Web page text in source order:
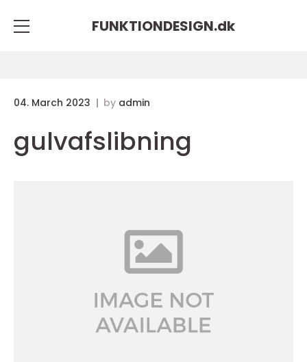
FUNKTIONDESIGN.dk
04. March 2023 by admin
gulvafslibning